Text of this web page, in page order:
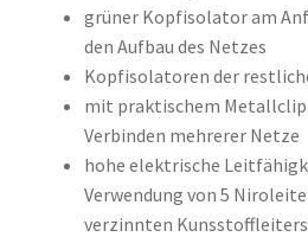
grüner Kopfisolator am
den Aufbau des Netzes
Kopfisolatoren der
mit praktischem Metallclip
Verbinden mehrerer Netze
hohe elektrische
Verwendung von 5
verzinnten Kunsstoffleiters